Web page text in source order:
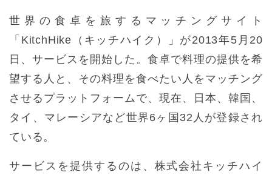
世界の食卓を旅するマッチングサイト
「KitchHike（キッチハイク）」が2013年5月20
日、サービスを開始した。食卓で料理の提供を希
望する人と、その料理を食べたい人をマッチング
させるプラットフォームで、現在、日本、韓国、
タイ、マレーシアなど世界6ヶ国32人が登録され
ている。
サービスを提供するのは、株式会社キッチハイ